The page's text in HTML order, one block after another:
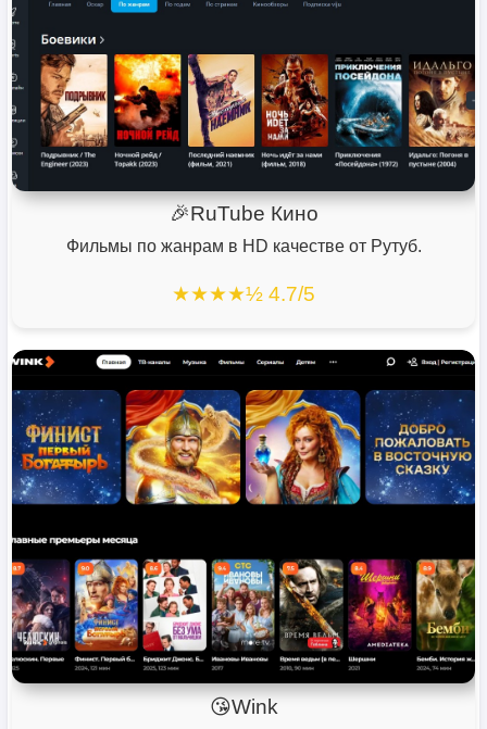
🎉RuTube Кино
Фильмы по жанрам в HD качестве от Рутуб.
★★★★½ 4.7/5
😘Wink